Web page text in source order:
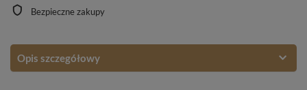
Bezpieczne zakupy
Opis szczegółowy